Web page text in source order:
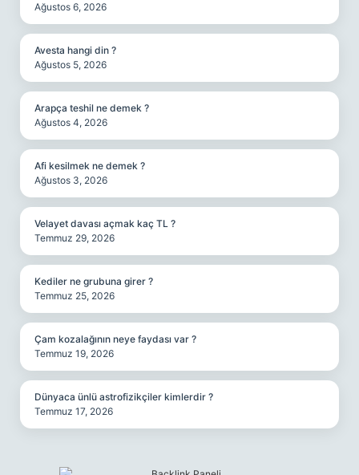
Ağustos 6, 2026
Avesta hangi din ?
Ağustos 5, 2026
Arapça teshil ne demek ?
Ağustos 4, 2026
Afi kesilmek ne demek ?
Ağustos 3, 2026
Velayet davası açmak kaç TL ?
Temmuz 29, 2026
Kediler ne grubuna girer ?
Temmuz 25, 2026
Çam kozalağının neye faydası var ?
Temmuz 19, 2026
Dünyaca ünlü astrofizikçiler kimlerdir ?
Temmuz 17, 2026